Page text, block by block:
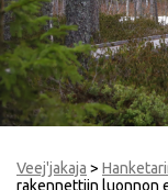
Veej'jakaja >
rakennettiin luonnon